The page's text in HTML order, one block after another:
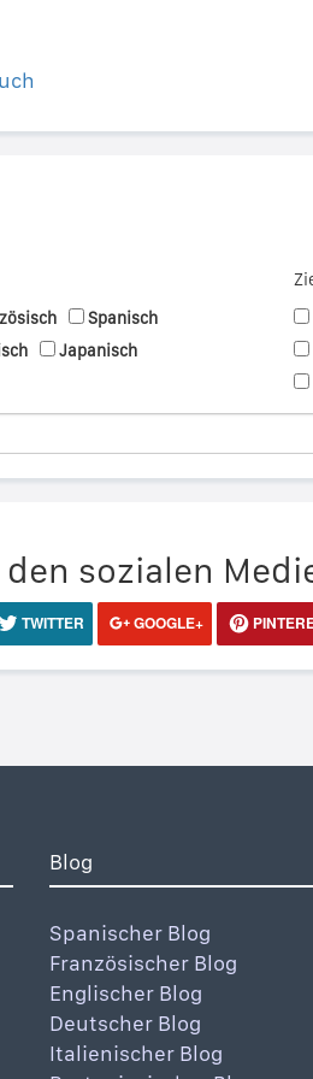
Spanisch
Japanisch
sozialen
TWITTER GOOGLE+
Blog
Spanischer Blog
Französischer Blog
Englischer Blog
Deutscher Blog
Italienischer Blog